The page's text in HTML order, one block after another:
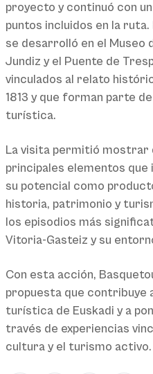
proyecto y continuó con
puntos incluidos en la
se desarrolló en el Museo
Jundiz y el Puente de
vinculados al relato
1813 y que forman parte
turística.
La visita permitió
principales elementos
su potencial como
historia, patrimonio y
los episodios más
Vitoria-Gasteiz y su
Con esta acción,
propuesta que
turística de Euskadi y a
través de experiencias
cultura y el turismo activo.